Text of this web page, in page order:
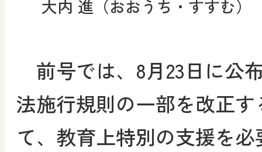
大内 進（おおうち・すすむ）
前号では、8月23日に公
法施行規則の一部を改正
て、教育上特別の支援を